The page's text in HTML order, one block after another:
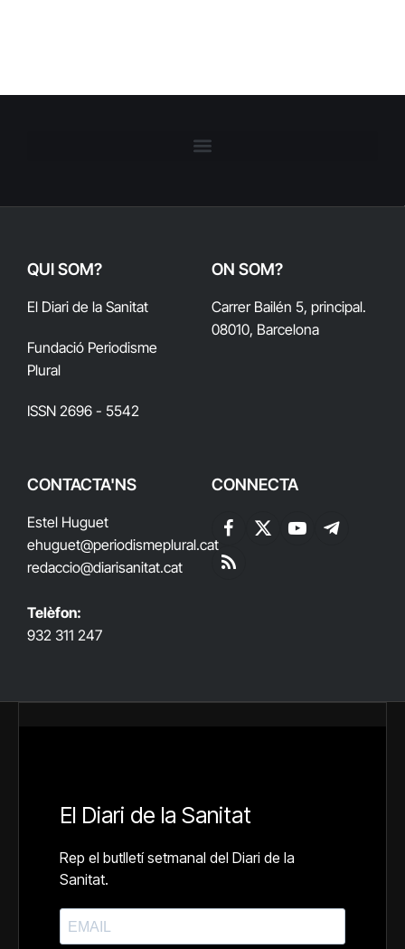
QUI SOM?
El Diari de la Sanitat
Fundació Periodisme
Plural
ISSN 2696 - 5542
ON SOM?
Carrer Bailén 5, principal.
08010, Barcelona
CONTACTA'NS
Estel Huguet
ehuguet@periodismeplural.cat
redaccio@diarisanitat.cat
Telèfon:
932 311 247
CONNECTA
Facebook
X
YouTubeTelegram
RSS